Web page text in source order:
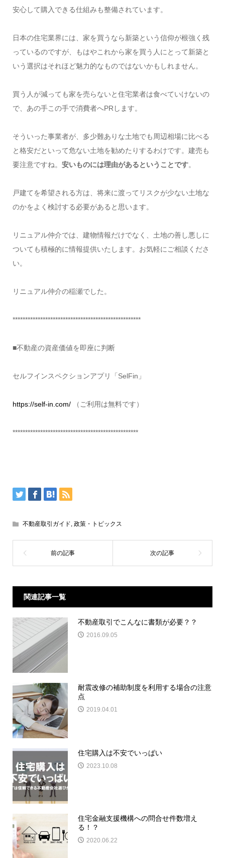
安心して購入できる仕組みも整備されています。
日本の住宅業界には、家を買うなら新築という信仰が根強く残
っているのですが、もはやこれから家を買う人にとって新築と
いう選択はそれほど魅力的なものではないかもしれません。
買う人が減っても家を売らないと住宅業者は食べていけないの
で、あの手この手で消費者へPRします。
そういった事業者が、多少難ありな土地でも周辺相場に比べる
と格安だといって危ない土地を勧めたりするわけです。建売も
要注意ですね。 安いものには理由があるということです。
戸建てを希望される方は、将来に渡ってリスクが少ない土地な
のかをよく検討する必要があると思います。
リニュアル仲介では、建物情報だけでなく、土地の善し悪しに
ついても積極的に情報提供いたします。お気軽にご相談くださ
い。
リニュアル仲介の稲瀬でした。
***************************************************
■不動産の資産価値を即座に判断
セルフインスペクションアプリ「SelFin」
https://self-in.com/（ご利用は無料です）
**************************************************
不動産取引ガイド, 政策・トピックス
関連記事一覧
不動産取引でこんなに書類が必要？？
2016.09.05
耐震改修の補助制度を利用する場合の注意
点
2019.04.01
住宅購入は不安でいっぱい
2023.10.08
住宅金融支援機構への問合せ件数増え
る！？
2020.06.22